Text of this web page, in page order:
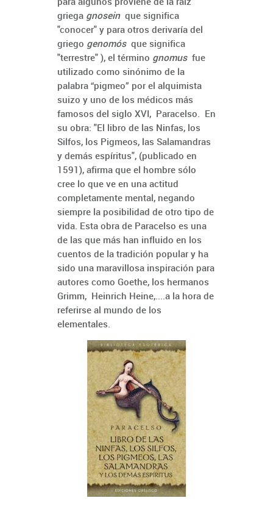
griega gnoseinque significa
"conocer" y para otros derivaría del
griego genomósque significa
"terrestre" ), el término gnomus fue
utilizado como sinónimo de la
palabra “pigmeo” por el alquimista
suizo y uno de los médicos más
famosos del siglo XVI, Paracelso. En
su obra: "El libro de las Ninfas, los
Silfos, los Pigmeos, las Salamandras
y demás espíritus", (publicado en
1591), afirma que el hombre sólo
cree lo que ve en una actitud
completamente mental, negando
siempre la posibilidad de otro tipo de
vida. Esta obra de Paracelso es una
de las que más han influido en los
cuentos de la tradición popular y ha
sido una maravillosa inspiración para
autores como Goethe, los hermanos
Grimm, Heinrich Heine,....a la hora de
referirse al mundo de los
elementales.